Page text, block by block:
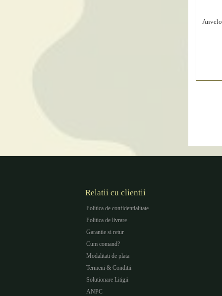
Relatii cu clientii
Politica de confidentialitate
Politica de livrare
Garantie si retur
Cum comand?
Modalitati de plata
Termeni & Conditii
Solutionare Litigii
ANPC